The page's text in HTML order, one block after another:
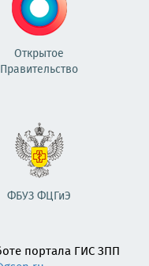
Открытое
Правительство
ФБУЗ ФЦГиЭ
портала ГИС ЗПП